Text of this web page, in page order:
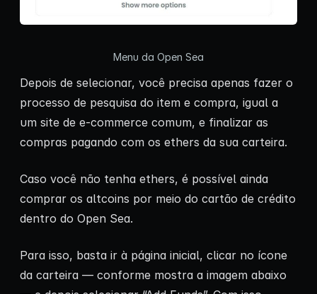
Menu da Open Sea
Depois de selecionar, você precisa apenas fazer o
processo de pesquisa do item e compra, igual a
um site de e-commerce comum, e finalizar as
compras pagando com os ethers da sua carteira.
Caso você não tenha ethers, é possível ainda
comprar os altcoins por meio do cartão de crédito
dentro do Open Sea.
Para isso, basta ir à página inicial, clicar no ícone
da carteira — conforme mostra a imagem abaixo